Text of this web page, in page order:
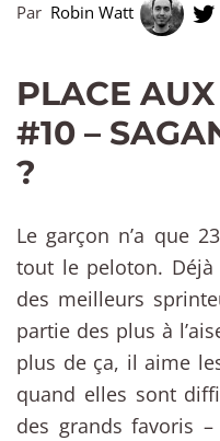
Par Robin Watt
PLACE
#10 –
?
Le garçon n’a que
tout le peloton.
des meilleurs
partie des plus à
plus de ça, il aime
quand elles sont
des grands favoris